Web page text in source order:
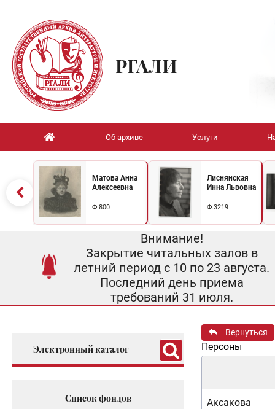
РГАЛИ
Об архиве Услуги
Матова Анна
Алексеевна
Ф.800
Лиснянская
Инна Львовна
Ф.3219
Внимание!
Закрытие читальных залов в
летний период с 10 по 23 августа.
Последний день приема
требований 31 июля.
Электронный каталог
Список фондов
Вернуться
Персоны
Аксакова